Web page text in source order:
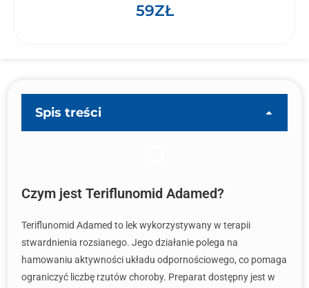
59ZŁ
Spis treści
Czym jest Teriflunomid Adamed?
Teriflunomid Adamed to lek wykorzystywany w terapii
stwardnienia rozsianego. Jego działanie polega na
hamowaniu aktywności układu odpornościowego, co pomaga
ograniczyć liczbę rzutów choroby. Preparat dostępny jest w